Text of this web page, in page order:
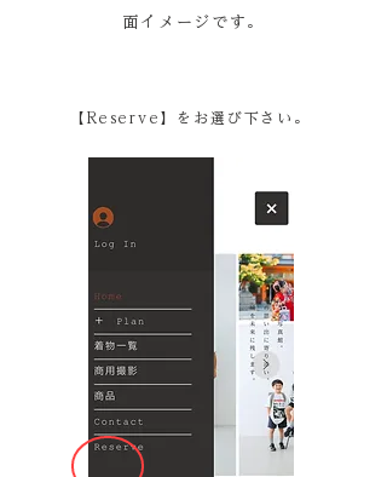
面イメージです。
【Reserve】をお選び下さい。